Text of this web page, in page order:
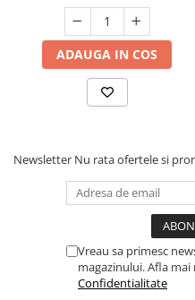
ADAUGA IN COS
Newsletter Nu rata ofertele si
Vreau sa primesc
magazinului. Afla mai
Confidentialitate